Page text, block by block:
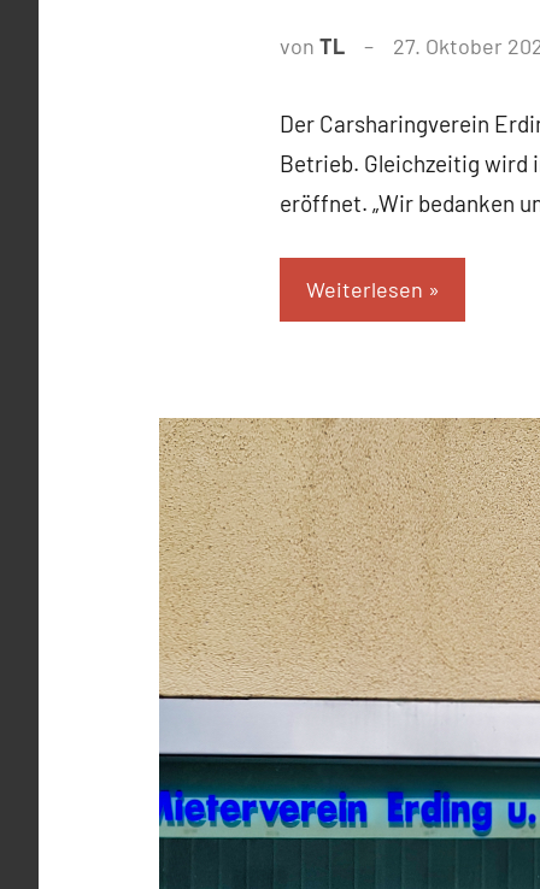
von TL 27. Oktober
Der Carsharingverein
Betrieb. Gleichzeitig wird
eröffnet. „Wir bedanken
Weiterlesen